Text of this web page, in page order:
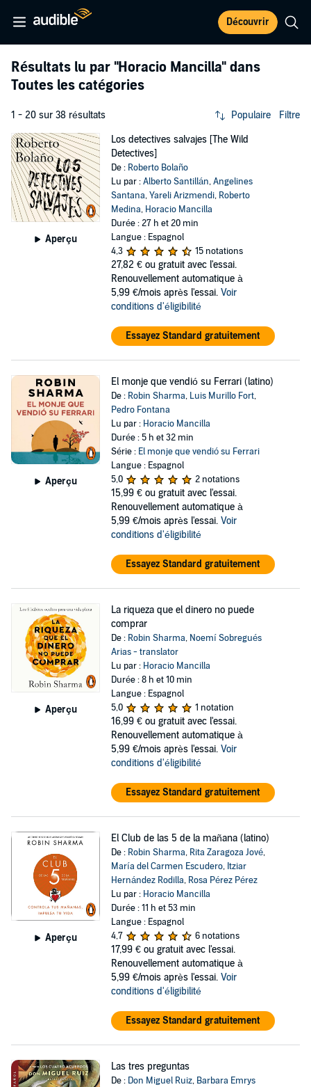
Découvrir
Résultats lu par "Horacio Mancilla" dans
Toutes les catégories
1 - 20 sur 38 résultats Populaire Filtre
Aperçu
Los detectives salvajes [The Wild
Detectives]
De : Roberto Bolaño
Lu par :Alberto Santillán,Angelines
Santana,Yareli Arizmendi, Roberto
Medina, Horacio Mancilla
Durée : 27 h et 20 min
Langue : Espagnol
4,3
15 notations
27,82 € ou gratuit avec l'essai.
Renouvellement automatique à
5,99 €/mois après l'essai. Voir
conditions d'éligibilité
Essayez Standard gratuitement
Aperçu
El monje que vendió su Ferrari (latino)
De : Robin Sharma, Luis Murillo Fort,
Pedro Fontana
Lu par : Horacio Mancilla
Durée : 5 h et 32 min
Série : El monje que vendió su Ferrari
Langue : Espagnol
5,0
2 notations
15,99 € ou gratuit avec l'essai.
Renouvellement automatique à
5,99 €/mois après l'essai. Voir
conditions d'éligibilité
Essayez Standard gratuitement
Aperçu
La riqueza que el dinero no puede
comprar
De : Robin Sharma, Noemí Sobregués
Arias - translator
Lu par : Horacio Mancilla
Durée : 8 h et 10 min
Langue : Espagnol
5,0
1 notation
16,99 € ou gratuit avec l'essai.
Renouvellement automatique à
5,99 €/mois après l'essai. Voir
conditions d'éligibilité
Essayez Standard gratuitement
Aperçu
El Club de las 5 de la mañana (latino)
De : Robin Sharma, Rita Zaragoza Jové,
María del Carmen Escudero, Itziar
Hernández Rodilla, Rosa Pérez Pérez
Lu par : Horacio Mancilla
Durée : 11 h et 53 min
Langue : Espagnol
4,7
6 notations
17,99 € ou gratuit avec l'essai.
Renouvellement automatique à
5,99 €/mois après l'essai. Voir
conditions d'éligibilité
Essayez Standard gratuitement
Las tres preguntas
De : Don Miguel Ruiz, Barbara Emrys